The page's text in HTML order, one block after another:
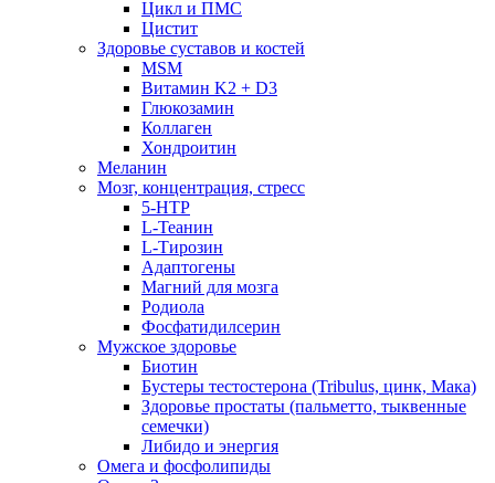
Цикл и ПМС
Цистит
Здоровье суставов и костей
MSM
Витамин K2 + D3
Глюкозамин
Коллаген
Хондроитин
Меланин
Мозг, концентрация, стресс
5-HTP
L-Теанин
L-Тирозин
Адаптогены
Магний для мозга
Родиола
Фосфатидилсерин
Мужское здоровье
Биотин
Бустеры тестостерона (Tribulus, цинк, Мака)
Здоровье простаты (пальметто, тыквенные
семечки)
Либидо и энергия
Омега и фосфолипиды